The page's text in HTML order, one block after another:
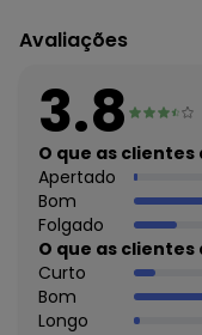
Avaliações
3.8
O que as
Apertado
Bom
Folgado
O que as
Curto
Bom
Longo